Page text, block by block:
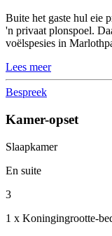
Buite het gaste hul eie
'n privaat plonspoel.
voëlspesies in
Lees meer
Bespreek
Kamer-opset
Slaapkamer
En suite
3
1 x Koningingrootte-